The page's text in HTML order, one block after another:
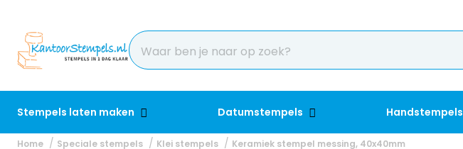
Stempels laten maken Datumstempels Handstempels
Home Speciale stempels Klei stempels Keramiek stempel messing, 40x40mm